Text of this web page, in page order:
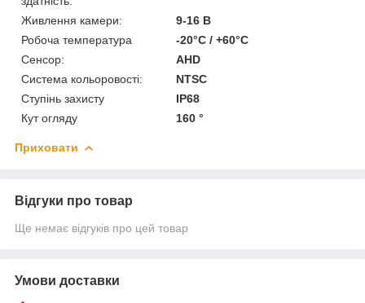
Живлення камери:
9-16 В
Робоча температура
-20°C / +60°C
Сенсор:
AHD
Система кольоровості:
NTSC
Ступінь захисту
IP68
Кут огляду
160 °
Приховати
Відгуки про товар
Ще немає відгуків про цей товар
Умови доставки